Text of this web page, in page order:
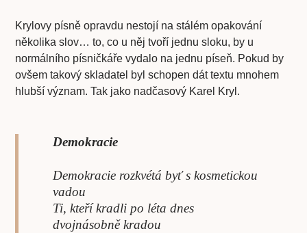
Krylovy písně opravdu nestojí na stálém opakování
několika slov… to, co u něj tvoří jednu sloku, by u
normálního písničkáře vydalo na jednu píseň. Pokud by
ovšem takový skladatel byl schopen dát textu mnohem
hlubší význam. Tak jako nadčasový Karel Kryl.
Demokracie
Demokracie rozkvétá byť s kosmetickou
vadou
Ti, kteří kradli po léta dnes
dvojnásobně kradou